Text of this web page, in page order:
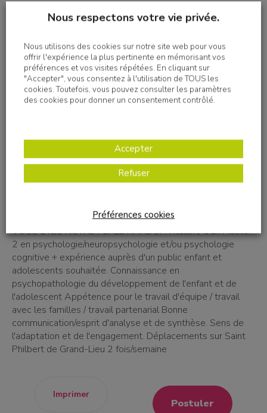
leur vie psychique.
– Évaluation et suivi : Diagnostiquer les situations
psychologiques détaillés.
– Accompagnement personnalisé : Mener des entretiens
individuels et collectifs, en construisant des dispositifs
d’intervention adaptés, tant préventifs que curatifs.
– Travail en équipe : Collaborer étroitement avec les autres
– Dynamique partenariale : Renforcer les liens avec les
acteurs externes (réseaux, écoles, etc.) et intervenir dans
les différents lieux de vie des personnes.
VOUS ÊTES NOTRE PERLE RARE SI : Titulaire d'un Master
2 en psychologie/neuropsychologie et/ou psychologie
cognitive + expérience auprès d'un public enfant et
adolescents souhaitée. Connaissance en
psychopathologie du développement de l'enfant et de
l'adolescent Appétence pour le travail d'équipe / travail
avec les familles / travail partenarial Bonne
communication/esprit d'analyse et de synthèse. Sens de
l'adaptation et de l'engagement. Déplacements sur Saint
Philbert de Grand-Lieu 2 fois/semaine
Imprimer
Postuler
Nous respectons votre vie privée.
Nous utilisons des cookies sur notre site web pour vous
offrir l'expérience la plus pertinente en mémorisant vos
préférences et vos visites répétées. En cliquant sur
"Accepter", vous consentez à l'utilisation de TOUS les
cookies. Toutefois, vous pouvez consulter les paramètres
des cookies pour donner un consentement contrôlé.
Accepter
Refuser
Préférences cookies